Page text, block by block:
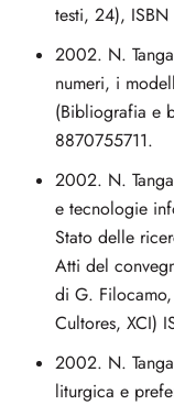
testi, 24),
2002. N.
numeri, i
(Bibliografia e
8870755711.
2002. N.
e tecnologie
Stato delle
Atti del
di G.
Cultores, XCI)
2002. N.
liturgica e